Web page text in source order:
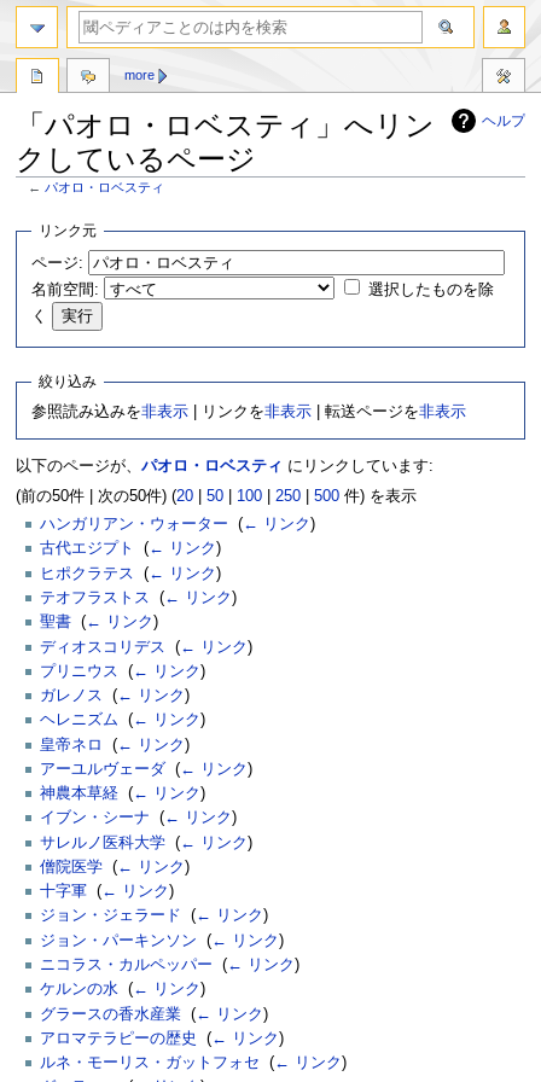
ヘルプ
「パオロ・ロベスティ」へリン
クしているページ
← パオロ・ロベスティ
に
リンク元
ページ:
名前空間:
選択したものを除
く
絞り込み
参照読み込みを非表示 | リンクを非表示 | 転送ページを非表示
以下のページが、 パオロ・ロベスティ にリンクしています:
(前の50件 | 次の50件) (20| 50| 100| 250| 500件) を表示
ハンガリアン・ウォーター
(← リンク )
古代エジプト
(← リンク )
ヒポクラテス
(← リンク)
テオフラストス
(← リンク )
聖書 (← リンク )
ディオスコリデス
(← リンク)
プリニウス
(← リンク)
ガレノス
(← リンク )
ヘレニズム
(← リンク )
皇帝ネロ
(← リンク)
アーユルヴェーダ (← リンク)
神農本草経 (← リンク )
イブン・シーナ
(← リンク )
サレルノ医科大学 (← リンク)
僧院医学 (← リンク )
十字軍 (← リンク )
ジョン・ジェラード
(← リンク )
ジョン・パーキンソン
(← リンク)
ニコラス・カルペッパー
(← リンク )
ケルンの水 (← リンク )
グラースの香水産業 (← リンク)
アロマテラピーの歴史
(← リンク)
ルネ・モーリス・ガットフォセ
(← リンク )
more